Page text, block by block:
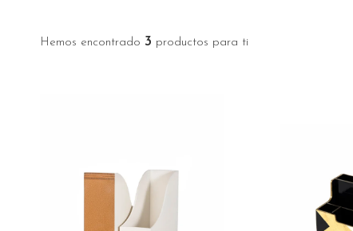
Hemos encontrado 3 productos para ti